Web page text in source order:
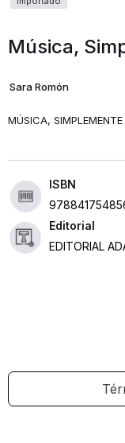
Música,
Sara Romón
MÚSICA,
ISBN
Editorial
EDITORIAL